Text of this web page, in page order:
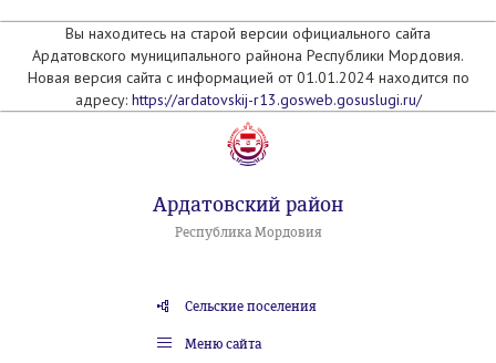
Вы находитесь на старой версии официального сайта
Ардатовского муниципального райнона Республики Мордовия.
Новая версия сайта с информацией от 01.01.2024 находится по
адресу: https://ardatovskij-r13.gosweb.gosuslugi.ru/
Ардатовский район
Республика Мордовия
Сельские поселения
Меню сайта